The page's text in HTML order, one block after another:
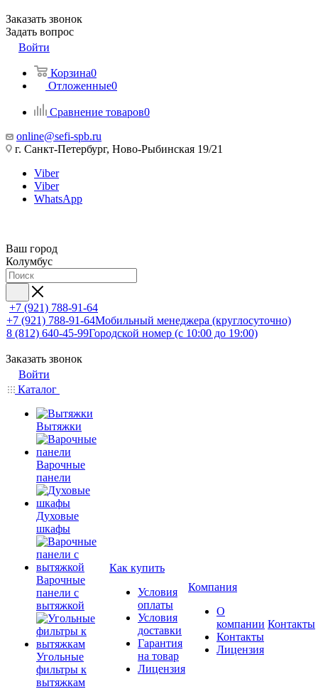
Заказать звонок
Задать вопрос
Войти
Корзина0
Отложенные0
Сравнение товаров0
online@sefi-spb.ru
г. Санкт-Петербург, Ново-Рыбинская 19/21
Viber
Viber
WhatsApp
Ваш город
Колумбус
+7 (921) 788-91-64
+7 (921) 788-91-64Мобильный менеджера (круглосуточно)
8 (812) 640-45-99Городской номер (с 10:00 до 19:00)
Заказать звонок
Войти
Каталог
Вытяжки
Варочные
панели
Духовые
шкафы
Варочные
панели с
вытяжкой
Угольные
фильтры к
вытяжкам
Как купить
Условия
оплаты
Условия
доставки
Гарантия
на товар
Лицензия
Компания
О
компании
Контакты
Лицензия
Контакты